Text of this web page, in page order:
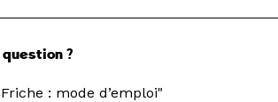
question ?
: mode d’emploi"